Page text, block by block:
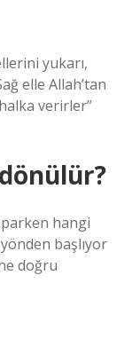
yukarı,
elle Allah’tan
verirler”
hangi
başlıyor
doğru